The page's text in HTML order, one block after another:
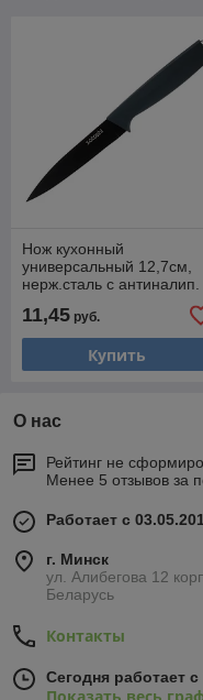
Нож кухонный
универсальный 12,7см,
нерж.сталь с антиналип.
SATOSHI Орис, 803-368
11,45 руб.
Купить
О нас
Рейтинг не
Менее 5 отзывов за
Работает с
г. Минск
ул. Алибегова 12
Беларусь
Контакты
Сегодня работает